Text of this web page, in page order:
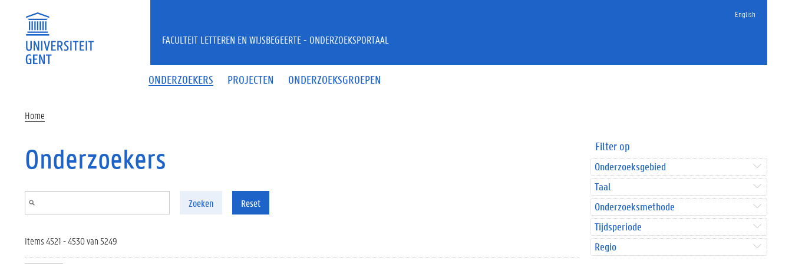
English
ONDERZOEKERS PROJECTEN ONDERZOEKSGROEPEN
FACULTEIT LETTEREN EN WIJSBEGEERTE - ONDERZOEKSPORTAAL
Home
Onderzoekers
Zoeken Reset
Items 4521 - 4530 van 5249
Filter op
Onderzoeksgebied
Taal
Onderzoeksmethode
Tijdsperiode
Regio